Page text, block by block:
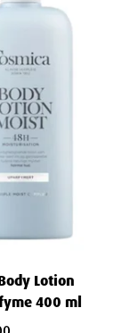
Lotion
400 ml